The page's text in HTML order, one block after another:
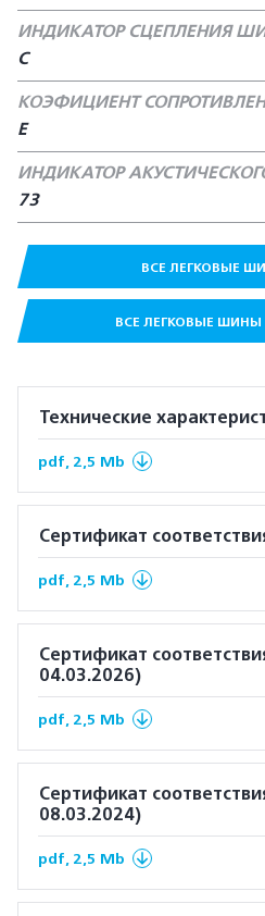
ИНДИКАТОР СЦЕПЛЕНИЯ
C
КОЭФИЦИЕНТ
Е
ИНДИКАТОР
73
ВСЕ ЛЕГКОВЫЕ
ВСЕ ЛЕГКОВЫЕ ШИНЫ
Технические
pdf, 2,5 Mb
Сертификат
pdf, 2,5 Mb
Сертификат
04.03.2026)
pdf, 2,5 Mb
Сертификат
08.03.2024)
pdf, 2,5 Mb